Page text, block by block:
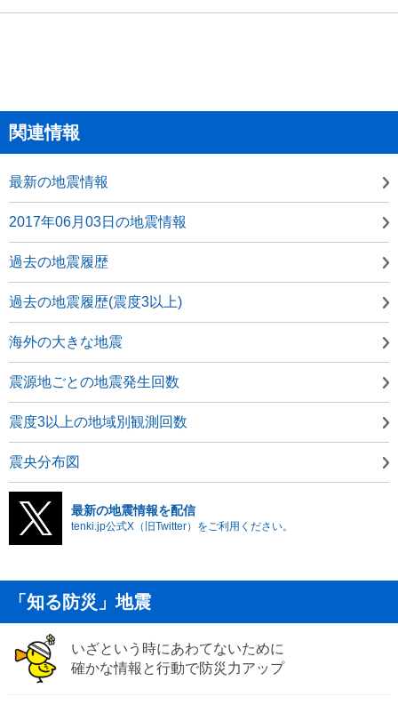
関連情報
最新の地震情報
2017年06月03日の地震情報
過去の地震履歴
過去の地震履歴(震度3以上)
海外の大きな地震
震源地ごとの地震発生回数
震度3以上の地域別観測回数
震央分布図
最新の地震情報を配信
tenki.jp公式X（旧Twitter）をご利用ください。
「知る防災」地震
いざという時にあわてないために
確かな情報と行動で防災力アップ